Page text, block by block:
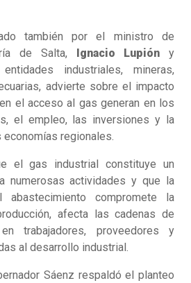
también por el ministro de
de Salta,
Ignacio Lupión y
industriales, mineras,
advierte sobre el impacto
el acceso al gas generan en los
el empleo, las inversiones y la
regionales.
el gas industrial constituye un
numerosas actividades y que la
abastecimiento compromete la
afecta las cadenas de
trabajadores, proveedores y
al desarrollo industrial.
Sáenz respaldó el planteo